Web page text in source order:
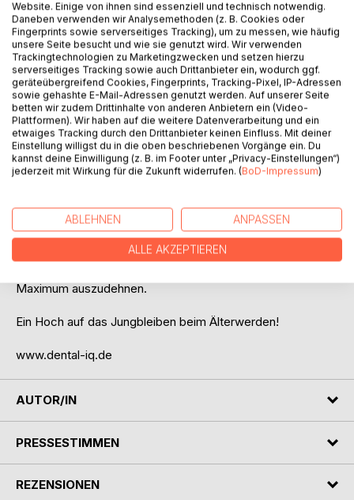
zwischen Ernährung und Lifestyle und den
Zivilisationserkrankungen wie Diabetes Typ-2, Alzheimer,
Demenz, Herzkrankheiten, Krebs, Karies und Parodontitis
usw. und zeigt die neuesten wissenschaftlichen
Erkenntnisse bei innovativen Ernährungsmaßnahmen für
eine "artgerechte" Ernährung der noch steinzeitlichen
Hardware des Homo sapiens digitales.
Teil 3 beschreibt die spezielle Blutuntersuchung für die
individuelle personalisierte Mikronährstoffanalyse im
Rahmen der Regulationsmedizin, welche der letzte
Behandlungskonzept ist, um nicht nur den Hochleistungs-
und Profisportler 100-prozentig performen lassen zu
können oder chronisch Kranken zu besserer Lebensqualität
zu verhelfen, sondern letztlich die Gesundheitsspanne und
Maximum auszudehnen.
Ein Hoch auf das Jungbleiben beim Älterwerden!
www.dental-iq.de
AUTOR/IN
PRESSESTIMMEN
REZENSIONEN
Website. Einige von ihnen sind essenziell und technisch notwendig.
Daneben verwenden wir Analysemethoden (z. B. Cookies oder
Fingerprints sowie serverseitiges Tracking), um zu messen, wie häufig
unsere Seite besucht und wie sie genutzt wird. Wir verwenden
Trackingtechnologien zu Marketingzwecken und setzen hierzu
serverseitiges Tracking sowie auch Drittanbieter ein, wodurch ggf.
geräteübergreifend Cookies, Fingerprints, Tracking-Pixel, IP-Adressen
sowie gehashte E-Mail-Adressen genutzt werden. Auf unserer Seite
betten wir zudem Drittinhalte von anderen Anbietern ein (Video-
Plattformen). Wir haben auf die weitere Datenverarbeitung und ein
etwaiges Tracking durch den Drittanbieter keinen Einfluss. Mit deiner
Einstellung willigst du in die oben beschriebenen Vorgänge ein. Du
kannst deine Einwilligung (z. B. im Footer unter „Privacy-Einstellungen“)
jederzeit mit Wirkung für die Zukunft widerrufen. (BoD-Impressum)
ABLEHNEN ANPASSEN
ALLE AKZEPTIEREN